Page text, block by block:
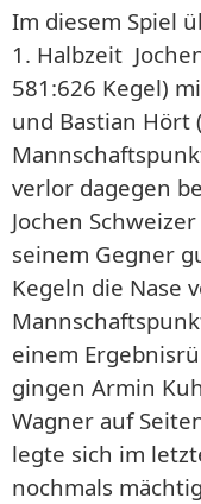
Im diesem Spiel
1. Halbzeit
581:626 Kegel)
und Bastian Hört
verlor dagegen
Jochen
seinem Gegner
Kegeln die Nase
einem
gingen Armin
Wagner auf
legte sich im
nochmals